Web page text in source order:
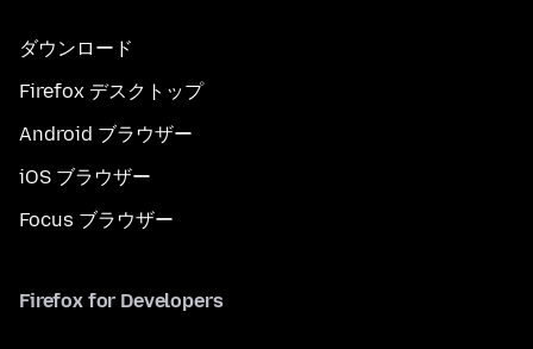
ダウンロード
Firefox デスクトップ
Android ブラウザー
iOS ブラウザー
Focus ブラウザー
Firefox for Developers